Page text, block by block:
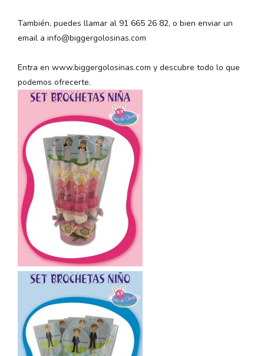
También, puedes llamar al 91 665 26 82, o bien enviar un
email a info@biggergolosinas.com
Entra en www.biggergolosinas.com y descubre todo lo que
podemos ofrecerte.